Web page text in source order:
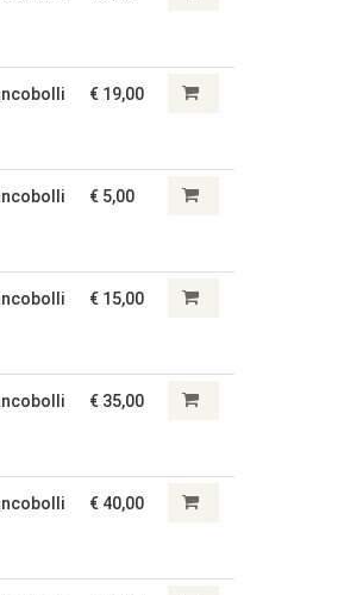
€ 19,00
€ 5,00
€ 15,00
€ 35,00
€ 40,00